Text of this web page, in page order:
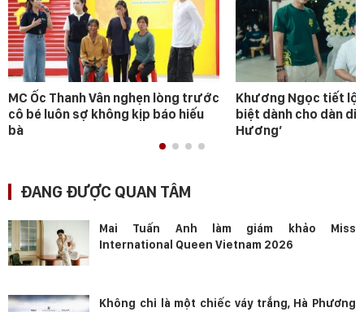
MC Ốc Thanh Vân nghẹn lòng trước
cô bé luôn sợ không kịp báo hiếu
bà
Khương Ngọc tiết lộ
biệt dành cho dàn
Hương’
ĐANG ĐƯỢC QUAN TÂM
Mai Tuấn Anh làm giám khảo Miss
International Queen Vietnam 2026
Không chỉ là một chiếc váy trắng, Hà Phương